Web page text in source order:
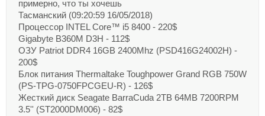
примерно, что ты хочешь
Тасманский (09:20:59 16/05/2018)
Процессор INTEL Core™ i5 8400 - 220$
Gigabyte B360M D3H - 112$
ОЗУ Patriot DDR4 16GB 2400Mhz (PSD416G24002H) -
200$
Блок питания Thermaltake Toughpower Grand RGB 750W
(PS-TPG-0750FPCGEU-R) - 126$
Жесткий диск Seagate BarraCuda 2TB 64MB 7200RPM
3.5'' (ST2000DM006) - 82$